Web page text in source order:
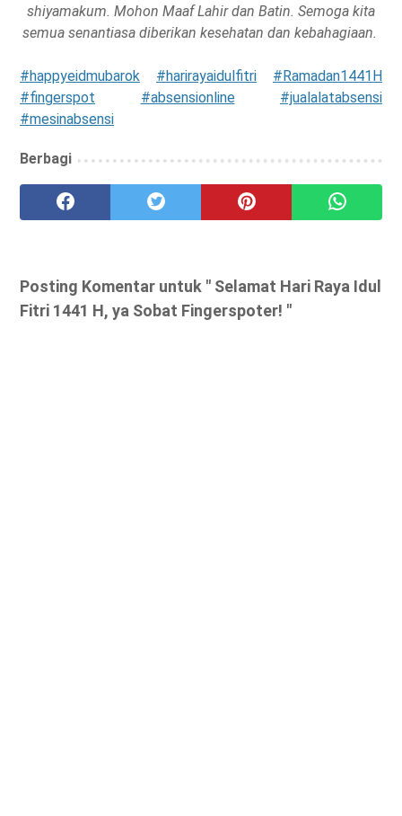
shiyamakum. Mohon Maaf Lahir dan Batin. Semoga kita
semua senantiasa diberikan kesehatan dan kebahagiaan.
#happyeidmubarok #harirayaidulfitri
#Ramadan1441H
#fingerspot
#absensionline
#jualalatabsensi
#mesinabsensi
Berbagi
Posting Komentar untuk " Selamat Hari Raya Idul
Fitri 1441 H, ya Sobat Fingerspoter! "